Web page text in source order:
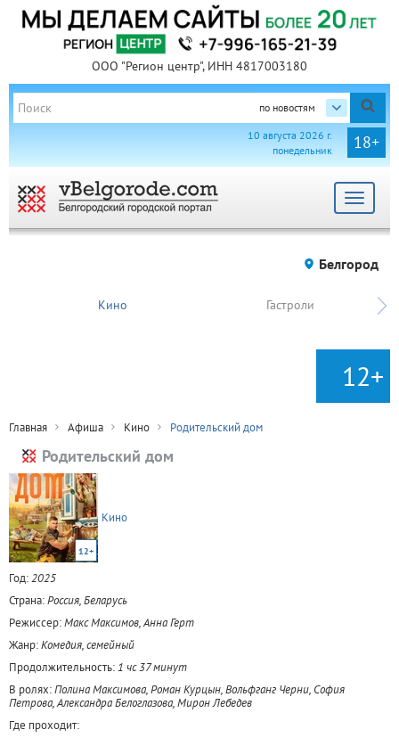
ООО "Регион центр", ИНН 4817003180
по новостям
18+
10 августа 2026 г.
понедельник
Toggle
Белгород
Кино Гастроли
12+
Главная Афиша Кино Родительский дом
Родительский дом
12+
Кино
Год:2025
Страна:Россия, Беларусь
Режиссер:Макс Максимов, Анна Герт
Жанр:Комедия, семейный
Продолжительность: 1 чс 37 минут
В ролях:Полина Максимова, Роман Курцын, Вольфганг Черни, София
Петрова, Александра Белоглазова, Мирон Лебедев
Где проходит: